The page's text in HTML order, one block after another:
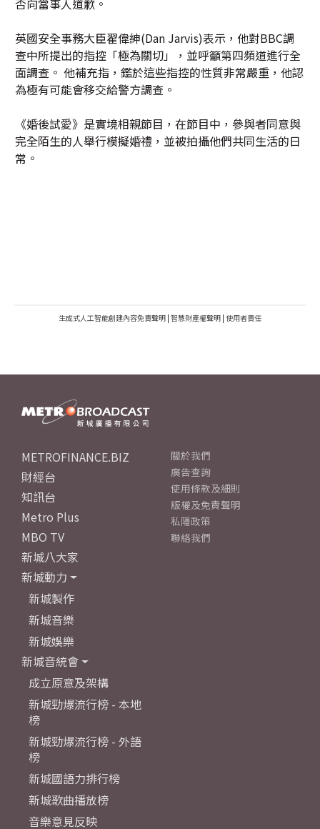
否向當事人道歉。
英國安全事務大臣翟偉紳(Dan Jarvis)表示，他對BBC調
查中所提出的指控「極為關切」，並呼籲第四頻道進行全
面調查。 他補充指，鑑於這些指控的性質非常嚴重，他認
為極有可能會移交給警方調查。
《婚後試愛》是實境相親節目，在節目中，參與者同意與
完全陌生的人舉行模擬婚禮，並被拍攝他們共同生活的日
常。
生成式人工智能創建內容免責聲明 | 智慧財產權聲明 | 使用者責任
METROFINANCE.BIZ
財經台
知訊台
Metro Plus
MBO TV
新城八大家
新城動力
新城製作
新城音樂
新城娛樂
新城音統會
成立原意及架構
新城勁爆流行榜 - 本地
榜
新城勁爆流行榜 - 外語
榜
新城國語力排行榜
新城歌曲播放榜
音樂意見反映
關於我們
廣告查詢
使用條款及細則
版權及免責聲明
私隱政策
聯絡我們